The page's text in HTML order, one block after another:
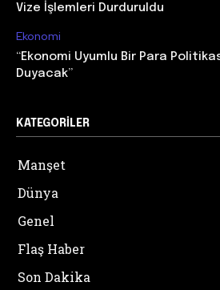
Vize İşlemleri Durduruldu
Ekonomi
“Ekonomi Uyumlu Bir Para
Duyacak”
KATEGORILER
Manşet
Dünya
Genel
Flaş Haber
Son Dakika